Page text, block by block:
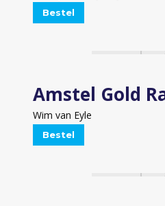
Bestel
Amstel Gold
Wim van Eyle
Bestel